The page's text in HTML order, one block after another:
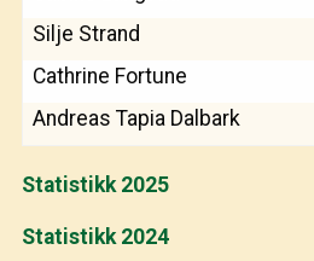
Silje Strand
Cathrine Fortune
Andreas Tapia Dalbark
Statistikk 2025
Statistikk 2024